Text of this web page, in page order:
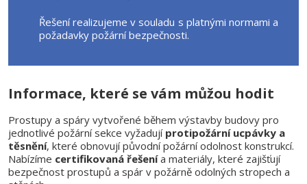
Řešení realizujeme v souladu s platnými normami a
požadavky požární bezpečnosti.
Informace, které se vám můžou hodit
Prostupy a spáry vytvořené během výstavby budovy pro
jednotlivé požární sekce vyžadují protipožární ucpávky a
těsnění, které obnovují původní požární odolnost konstrukcí.
Nabízíme certifikovaná řešenía materiály, které zajišťují
bezpečnost prostupů a spár v požárně odolných stropech a